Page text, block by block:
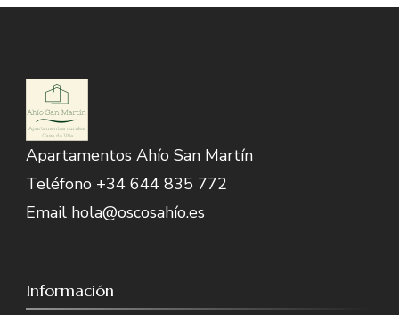
Apartamentos Ahío San Martín
Teléfono +34 644 835 772
Email hola@oscosahío.es
Información